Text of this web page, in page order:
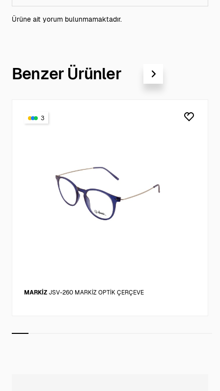
Ürüne ait yorum bulunmamaktadır.
Benzer Ürünler
3
MARKİZ JSV-260 MARKİZ OPTİK ÇERÇEVE